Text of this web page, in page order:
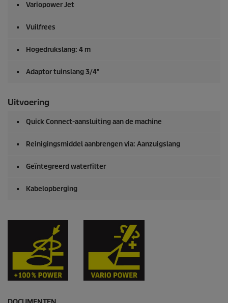
Variopower Jet
Vuilfrees
Hogedrukslang: 4 m
Adaptor tuinslang 3/4"
Uitvoering
Quick Connect-aansluiting aan de machine
Reinigingsmiddel aanbrengen via: Aanzuigslang
Geïntegreerd waterfilter
Kabelopberging